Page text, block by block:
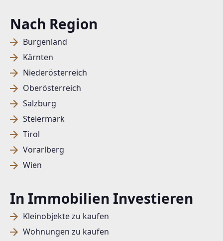
Nach Region
Burgenland
Kärnten
Niederösterreich
Oberösterreich
Salzburg
Steiermark
Tirol
Vorarlberg
Wien
In Immobilien Investieren
Kleinobjekte zu kaufen
Wohnungen zu kaufen